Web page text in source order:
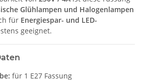
Glühlampen und Halogenlampen
für Energiespar- und LED-
geeignet.
für 1 E27 Fassung